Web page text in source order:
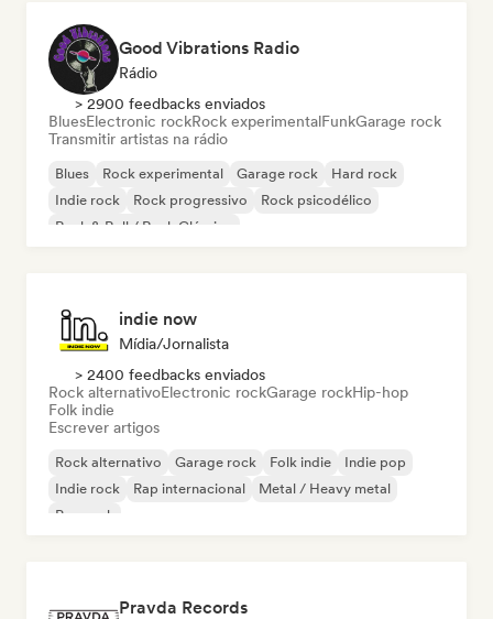
Good Vibrations Radio
Rádio
> 2900 feedbacks enviados
BluesElectronic rockRock experimentalFunkGarage rock
Transmitir artistas na rádio
Blues Rock experimental Garage rock
Hard rock
Indie rock
Rock progressivo
Rock psicodélico
Rock & Roll / Rock Clássico
indie now
Mídia/Jornalista
> 2400 feedbacks enviados
Rock alternativoElectronic rockGarage rockHip-hop
Folk indie
Escrever artigos
Rock alternativo Garage rock Folk indie
Indie pop
Indie rock
Rap internacional
Metal / Heavy metal
Pop rock
Pravda Records